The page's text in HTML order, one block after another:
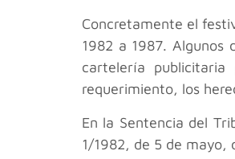
Concretamente el
1982 a 1987. Algunos
cartelería
requerimiento, los
En la Sentencia del
1/1982, de 5 de